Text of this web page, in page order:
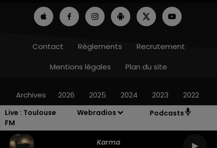
Live : Toulouse
FM
Webradios Podcasts
Karma
Contact Règlements
Recrutement
Mentions légales
Plan du site
Archives 2026 2025 2024 2023 2022